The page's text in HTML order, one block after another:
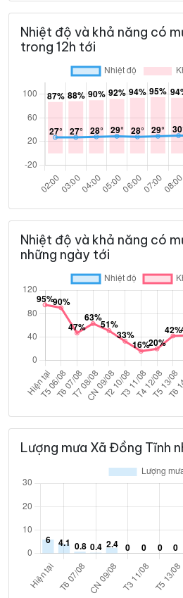
Nhiệt độ và khả năng có
trong 12h tới
Nhiệt độ và khả năng có
những ngày tới
Lượng mưa Xã Đồng Tĩnh